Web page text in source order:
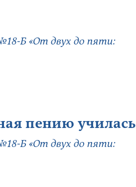
Б «От двух до пяти:
пению училась
Б «От двух до пяти: